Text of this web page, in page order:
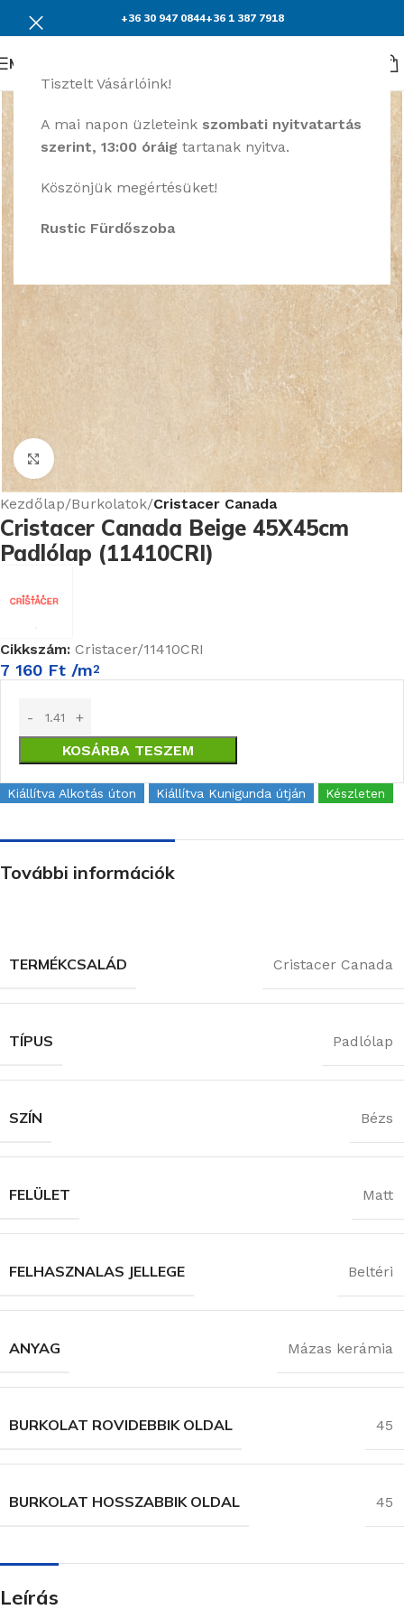
Tisztelt Vásárlóink!
A mai napon üzleteink szombati nyitvatartás
szerint, 13:00 óráig tartanak nyitva.
Köszönjük megértésüket!
Rustic Fürdőszoba
+36 30 947 0844+36 1 387 7918
Menü
Nagyításhoz kattints ide
Kezdőlap Burkolatok Cristacer Canada
Cristacer Canada Beige 45X45cm
Padlólap (11410CRI)
Cikkszám: Cristacer/11410CRI
7 160 Ft /m2
KOSÁRBA TESZEM
Kiállítva Alkotás úton Kiállítva Kunigunda útján Készleten
További információk
TERMÉKCSALÁD Cristacer Canada
TÍPUS Padlólap
SZÍN Bézs
FELÜLET Matt
FELHASZNALAS JELLEGE Beltéri
ANYAG Mázas kerámia
BURKOLAT ROVIDEBBIK OLDAL 45
BURKOLAT HOSSZABBIK OLDAL 45
Leírás